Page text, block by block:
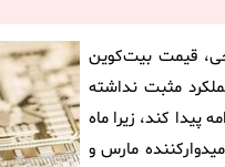
قیمت بیت‌کوین
مثبت نداشته
این روند در سال ۲۰۲۶ نیز ادامه پیدا کند، زیرا ماه
مارس و